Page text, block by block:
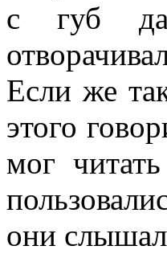
с губ
Если же
этого
мог
они